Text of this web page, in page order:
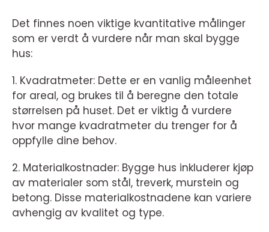
Det finnes noen viktige kvantitative målinger
som er verdt å vurdere når man skal bygge
hus:
1. Kvadratmeter: Dette er en vanlig måleenhet
for areal, og brukes til å beregne den totale
størrelsen på huset. Det er viktig å vurdere
hvor mange kvadratmeter du trenger for å
oppfylle dine behov.
2. Materialkostnader: Bygge hus inkluderer kjøp
av materialer som stål, treverk, murstein og
betong. Disse materialkostnadene kan variere
avhengig av kvalitet og type.